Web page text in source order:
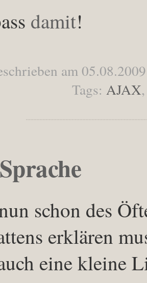
damit!
am
Tags: AJAX
schon des
erklären
eine kleine